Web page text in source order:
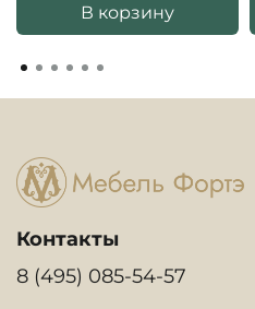
В корзину
Контакты
8 (495) 085-54-57